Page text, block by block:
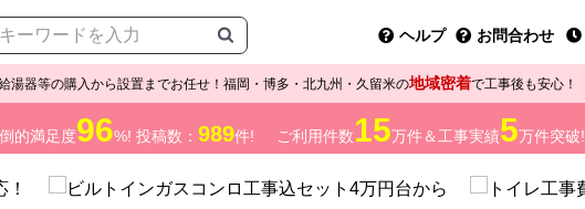
ヘルプ お問合わせ
湯器等の購入から設置までお任せ！福岡・博多・北九州・久留米の地域密着で工事後も安心！
的満足度96%! 投稿数： 989件! ご利用件数15万件＆工事実績5万件突破!